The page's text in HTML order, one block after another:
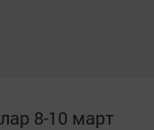
8-10 март